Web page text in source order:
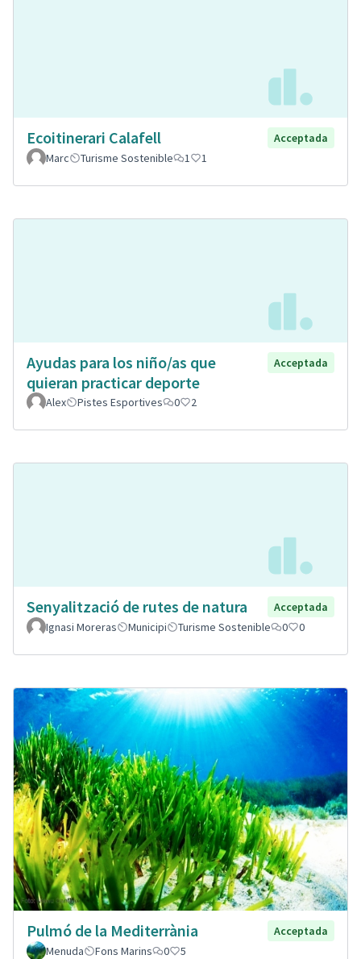
Ecoitinerari Calafell
Acceptada
Marc
Turisme Sostenible 1 1
Ayudas para los niño/as que
quieran practicar deporte
Acceptada
Alex Pistes Esportives 0 2
Senyalització de rutes de natura
Acceptada
Ignasi Moreras
Municipi Turisme Sostenible 0 0
Pulmó de la Mediterrània
Acceptada
Menuda
Fons Marins 0 5